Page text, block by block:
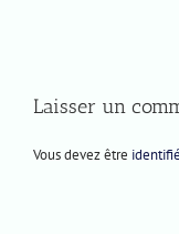
Laisser un
Vous devez être identifié